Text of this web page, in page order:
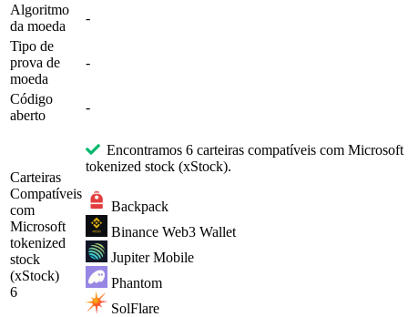
Algoritmo
da moeda
-
Tipo de
prova de
moeda
-
Código
aberto
-
Carteiras
Compatíveis
com
Microsoft
tokenized
stock
(xStock)
6
Encontramos 6 carteiras compatíveis com Microsoft
tokenized stock (xStock).
Backpack
Binance Web3 Wallet
Jupiter Mobile
Phantom
SolFlare